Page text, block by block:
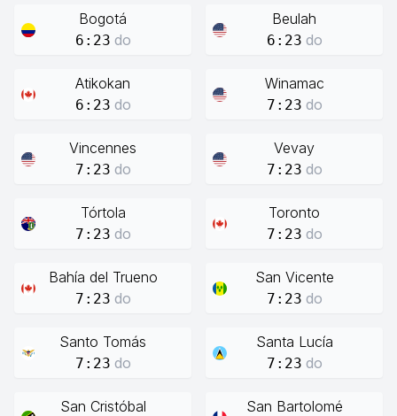
Bogotá
6:23 do
Beulah
6:23 do
Atikokan
6:23 do
Winamac
7:23 do
Vincennes
7:23 do
Vevay
7:23 do
Tórtola
7:23 do
Toronto
7:23 do
Bahía del Trueno
7:23 do
San Vicente
7:23 do
Santo Tomás
7:23 do
Santa Lucía
7:23 do
San Cristóbal San Bartolomé